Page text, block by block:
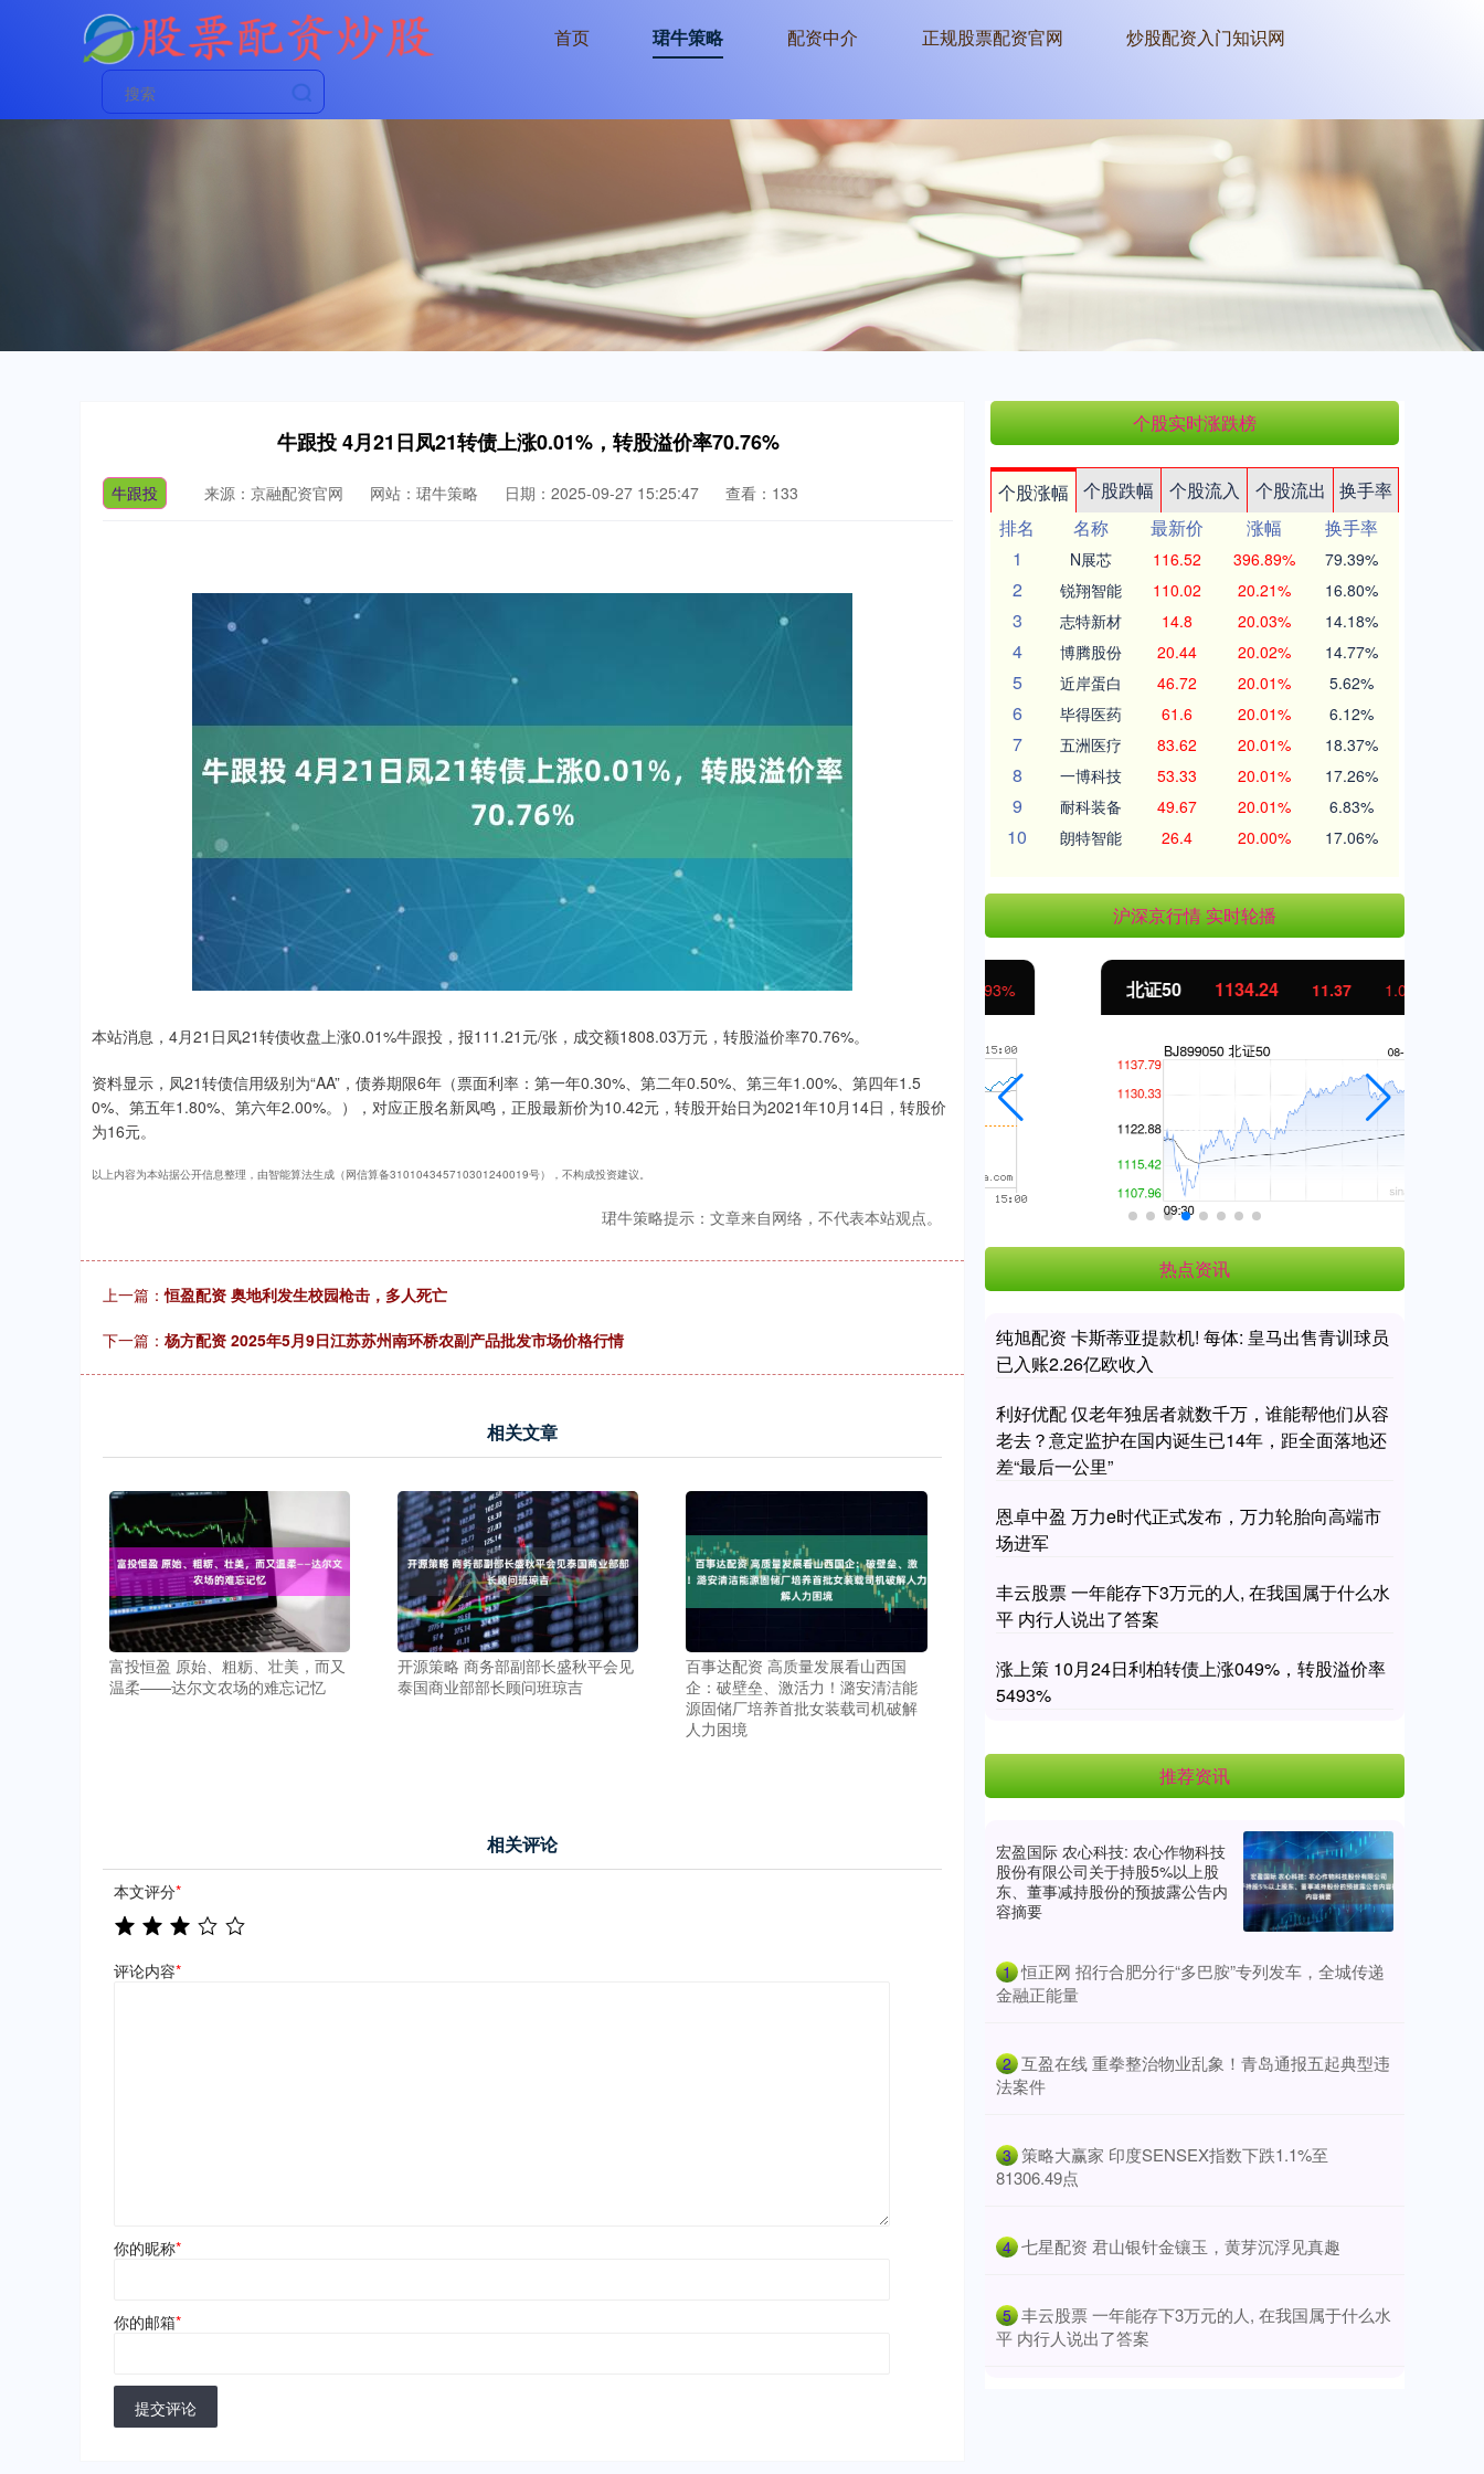
首页 珺牛策略 配资中介 正规股票配资官网 炒股配资入门知识网
牛跟投 4月21日凤21转债上涨0.01%，转股溢价率70.76%
牛跟投 来源：京融配资官网 网站：珺牛策略 日期：2025-09-27 15:25:47 查看：133
本站消息，4月21日凤21转债收盘上涨0.01%牛跟投，报111.21元/张，成交额1808.03万元，转股溢价率70.76%。
资料显示，凤21转债信用级别为“AA”，债券期限6年（票面利率：第一年0.30%、第二年0.50%、第三年1.00%、第四年1.5
0%、第五年1.80%、第六年2.00%。），对应正股名新凤鸣，正股最新价为10.42元，转股开始日为2021年10月14日，转股价
为16元。
以上内容为本站据公开信息整理，由智能算法生成（网信算备310104345710301240019号），不构成投资建议。
珺牛策略提示：文章来自网络，不代表本站观点。
上一篇：恒盈配资 奥地利发生校园枪击，多人死亡
下一篇： 杨方配资 2025年5月9日江苏苏州南环桥农副产品批发市场价格行情
相关文章
富投恒盈 原始、粗粝、壮美，而又
温柔——达尔文农场的难忘记忆
开源策略 商务部副部长盛秋平会见
泰国商业部部长顾问班琼吉
百事达配资 高质量发展看山西国
企：破壁垒、激活力！潞安清洁能
源固储厂培养首批女装载司机破解
人力困境
相关评论
本文评分*
评论内容*
你的昵称*
你的邮箱*
提交评论
个股实时涨跌榜
个股涨幅 个股跌幅 个股流入 个股流出
换手率
排名
名称 最新价 涨幅
换手率
1
N展芯 116.52 396.89% 79.39%
2 锐翔智能 110.02 20.21% 16.80%
3 志特新材 14.8 20.03% 14.18%
4 博腾股份 20.44 20.02% 14.77%
5 近岸蛋白 46.72 20.01% 5.62%
6 毕得医药 61.6 20.01% 6.12%
7 五洲医疗 83.62 20.01% 18.37%
8 一博科技 53.33 20.01% 17.26%
9 耐科装备 49.67 20.01% 6.83%
10 朗特智能 26.4 20.00% 17.06%
沪深京行情 实时轮播
深证成指 14311.01 200.89 1.42% 沪深300 4694.44 43.13 1134.24 11.37 1.01%
热点资讯
纯旭配资 卡斯蒂亚提款机! 每体: 皇马出售青训球员
已入账2.26亿欧收入
利好优配 仅老年独居者就数千万，谁能帮他们从容
老去？意定监护在国内诞生已14年，距全面落地还
差“最后一公里”
恩卓中盈 万力e时代正式发布，万力轮胎向高端市
场进军
丰云股票 一年能存下3万元的人, 在我国属于什么水
平 内行人说出了答案
涨上策 10月24日利柏转债上涨049%，转股溢价率
5493%
推荐资讯
宏盈国际 农心科技: 农心作物科技
股份有限公司关于持股5%以上股
东、董事减持股份的预披露公告内
容摘要
1 ​恒正网 招行合肥分行“多巴胺”专列发车，全城传递
金融正能量
2 ​互盈在线 重拳整治物业乱象！青岛通报五起典型违
法案件
3 ​策略大赢家 印度SENSEX指数下跌1.1%至
81306.49点
4 ​七星配资 君山银针金镶玉，黄芽沉浮见真趣
5 ​丰云股票 一年能存下3万元的人, 在我国属于什么水
平 内行人说出了答案